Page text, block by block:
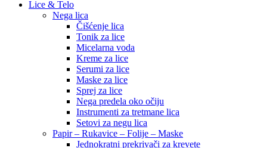
Lice & Telo
Nega lica
Čišćenje lica
Tonik za lice
Micelarna voda
Kreme za lice
Serumi za lice
Maske za lice
Sprej za lice
Nega predela oko očiju
Instrumenti za tretmane lica
Setovi za negu lica
Papir – Rukavice – Folije – Maske
Jednokratni prekrivači za krevete